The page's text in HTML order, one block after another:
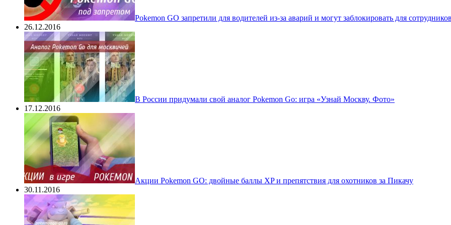
Pokеmon GO запретили для водителей из-за аварий и могут заблокировать для
26.12.2016
В России придумали свой аналог Pokemon Go: игра «Узнай Москву. Фото»
17.12.2016
Акции Pokemon GO: двойные баллы XP и препятствия для охотников за Пикачу
30.11.2016